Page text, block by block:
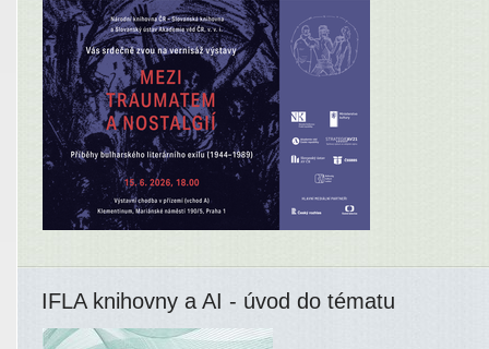
IFLA knihovny a AI - úvod do tématu